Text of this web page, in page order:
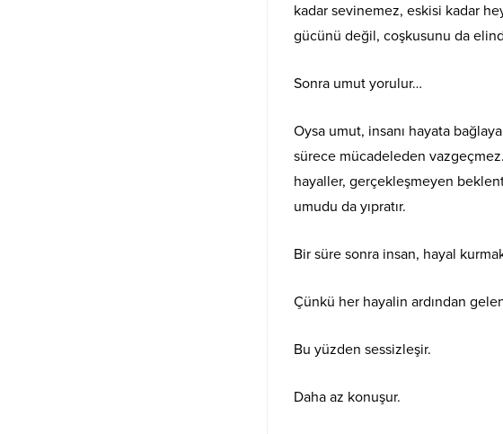
kadar sevinemez, eskisi kadar
gücünü değil, coşkusunu da
Sonra umut yorulur…
Oysa umut, insanı hayata
sürece mücadeleden
hayaller, gerçekleşmeyen
umudu da yıpratır.
Bir süre sonra insan, hayal
Çünkü her hayalin ardından
Bu yüzden sessizleşir.
Daha az konuşur.